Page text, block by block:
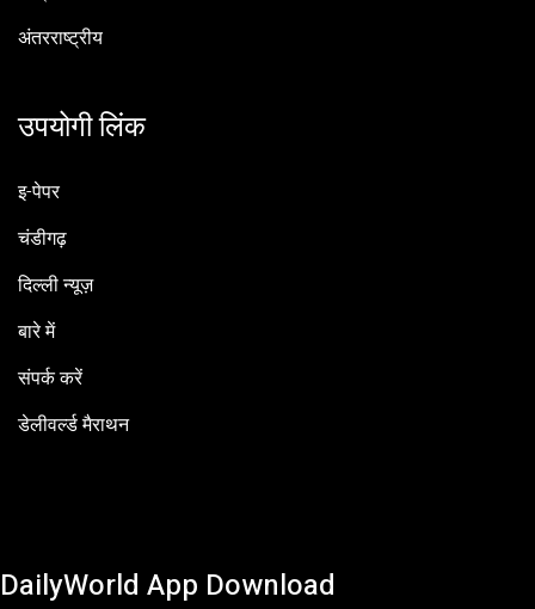
अंतरराष्ट्रीय
उपयोगी लिंक
इ-पेपर
चंडीगढ़
दिल्ली न्यूज़
बारे में
संपर्क करें
डेलीवर्ल्ड मैराथन
DailyWorld App Download